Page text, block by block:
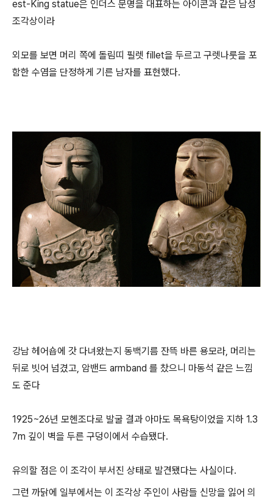
est-King statue은 인더스 문명을 대표하는 아이콘과 같은 남성
조각상이라
외모를 보면 머리 쪽에 돌림띠 필렛 fillet을 두르고 구렛나룻을 포
함한 수염을 단정하게 기른 남자를 표현했다.
강남 헤어숍에 갓 다녀왔는지 동백기름 잔뜩 바른 용모라, 머리는
뒤로 빗어 넘겼고, 암밴드 armband 를 찼으니 마동석 같은 느낌
도 준다
1925~26년 모헨조다로 발굴 결과 아마도 목욕탕이었을 지하 1.3
7m 깊이 벽을 두른 구덩이에서 수습됐다.
유의할 점은 이 조각이 부서진 상태로 발견됐다는 사실이다.
그런 까닭에 일부에서는 이 조각상 주인이 사람들 신망을 잃어 의